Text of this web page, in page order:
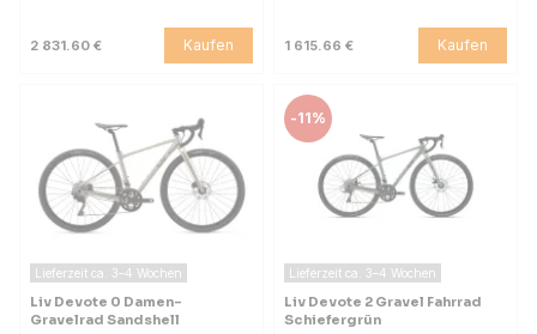
2 831.60 € Kaufen 1 615.66 € Kaufen
Lieferzeit ca. 3–4 Wochen
Liv Devote 0 Damen-
Gravelrad Sandshell
-11%
Lieferzeit ca. 3–4 Wochen
Liv Devote 2 Gravel Fahrrad
Schiefergrün